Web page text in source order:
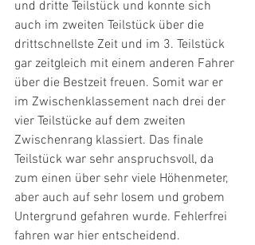
und dritte Teilstück und konnte sich
auch im zweiten Teilstück über die
drittschnellste Zeit und im 3. Teilstück
gar zeitgleich mit einem anderen Fahrer
über die Bestzeit freuen. Somit war er
im Zwischenklassement nach drei der
vier Teilstücke auf dem zweiten
Zwischenrang klassiert. Das finale
Teilstück war sehr anspruchsvoll, da
zum einen über sehr viele Höhenmeter,
aber auch auf sehr losem und grobem
Untergrund gefahren wurde. Fehlerfrei
fahren war hier entscheidend.